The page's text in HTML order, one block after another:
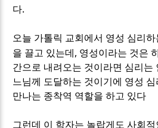
다.
오늘 가톨릭 교회에서 영성 심리
을 끌고 있는데 , 영성이라는 것은
간으로 내려오는 것이라면 심리는
느님께 도달하는 것이기에 영성 심
만나는 종착역 역할을 하고 있다
그런데 이 학자는 놀랍게도 사회